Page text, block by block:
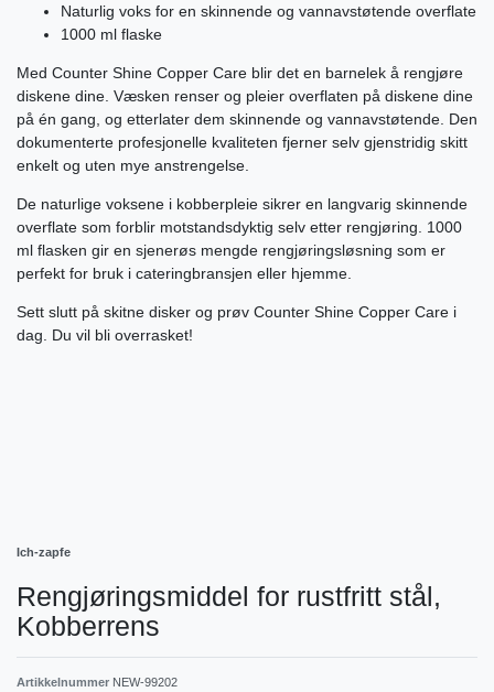
Naturlig voks for en skinnende og vannavstøtende overflate
1000 ml flaske
Med Counter Shine Copper Care blir det en barnelek å rengjøre
diskene dine. Væsken renser og pleier overflaten på diskene dine
på én gang, og etterlater dem skinnende og vannavstøtende. Den
dokumenterte profesjonelle kvaliteten fjerner selv gjenstridig skitt
enkelt og uten mye anstrengelse.
De naturlige voksene i kobberpleie sikrer en langvarig skinnende
overflate som forblir motstandsdyktig selv etter rengjøring. 1000
ml flasken gir en sjenerøs mengde rengjøringsløsning som er
perfekt for bruk i cateringbransjen eller hjemme.
Sett slutt på skitne disker og prøv Counter Shine Copper Care i
dag. Du vil bli overrasket!
Ich-zapfe
Rengjøringsmiddel for rustfritt stål,
Kobberrens
Artikkelnummer NEW-99202